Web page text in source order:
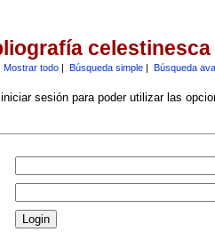
celestinesca
Mostrar todo| Búsqueda simple| Búsqueda
iniciar sesión para poder utilizar las